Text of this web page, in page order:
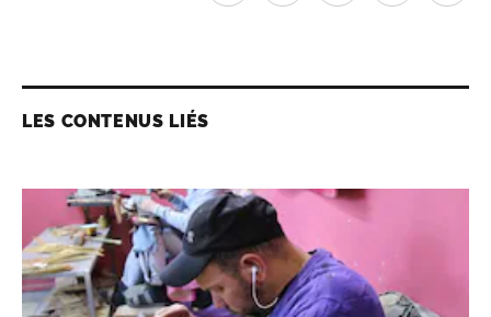
LES CONTENUS LIÉS